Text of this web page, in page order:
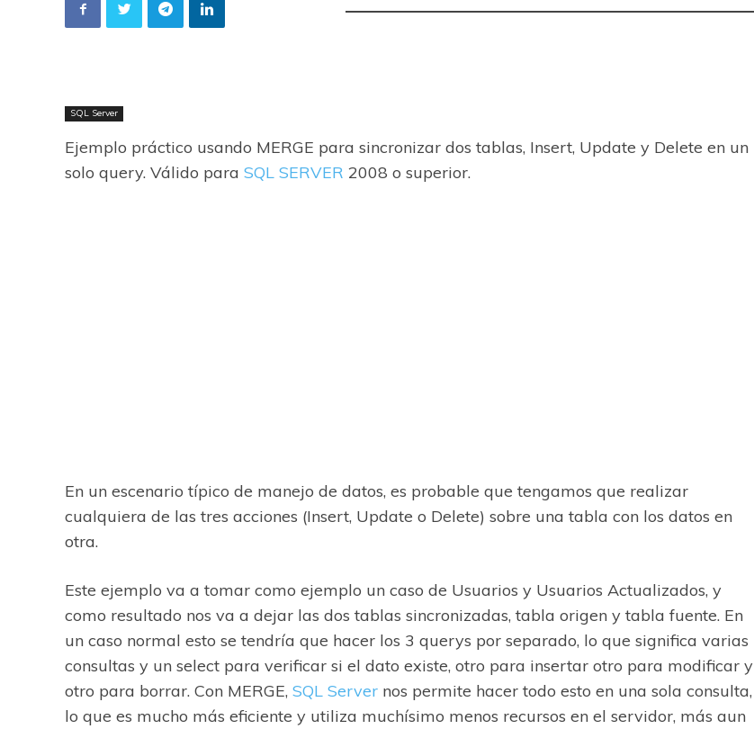
SQL Server
Ejemplo práctico usando MERGE para sincronizar dos tablas, Insert, Update y Delete en un
solo query. Válido para SQL SERVER 2008 o superior.
En un escenario típico de manejo de datos, es probable que tengamos que realizar
cualquiera de las tres acciones (Insert, Update o Delete) sobre una tabla con los datos en
otra.
Este ejemplo va a tomar como ejemplo un caso de Usuarios y Usuarios Actualizados, y
como resultado nos va a dejar las dos tablas sincronizadas, tabla origen y tabla fuente. En
un caso normal esto se tendría que hacer los 3 querys por separado, lo que significa varias
consultas y un select para verificar si el dato existe, otro para insertar otro para modificar y
otro para borrar. Con MERGE, SQL Server nos permite hacer todo esto en una sola consulta,
lo que es mucho más eficiente y utiliza muchísimo menos recursos en el servidor, más aun